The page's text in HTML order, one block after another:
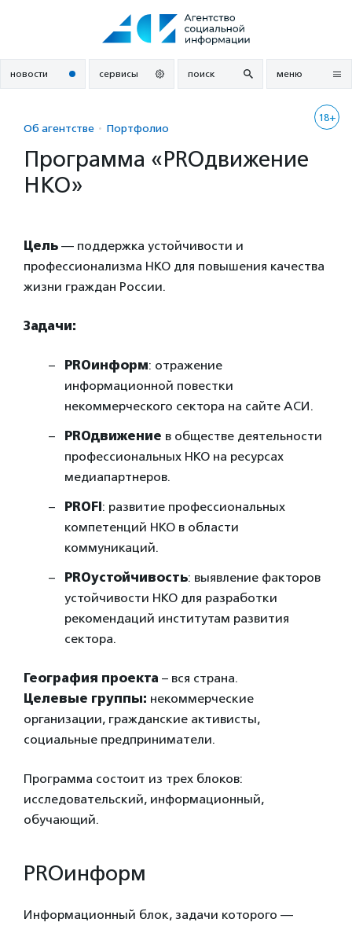
новости сервисы поиск меню
18+
Об агентстве Портфолио
Программа «PROдвижение
НКО»
Цель — поддержка устойчивости и
профессионализма НКО для повышения качества
жизни граждан России.
Задачи:
PROинформ: отражение
информационной повестки
некоммерческого сектора на сайте АСИ.
PROдвижение в обществе деятельности
профессиональных НКО на ресурсах
медиапартнеров.
PROFI: развитие профессиональных
компетенций НКО в области
коммуникаций.
PROустойчивость: выявление факторов
устойчивости НКО для разработки
рекомендаций институтам развития
сектора.
География проекта – вся страна.
Целевые группы: некоммерческие
организации, гражданские активисты,
социальные предприниматели.
Программа состоит из трех блоков:
исследовательский, информационный,
обучающий.
PROинформ
Информационный блок, задачи которого —